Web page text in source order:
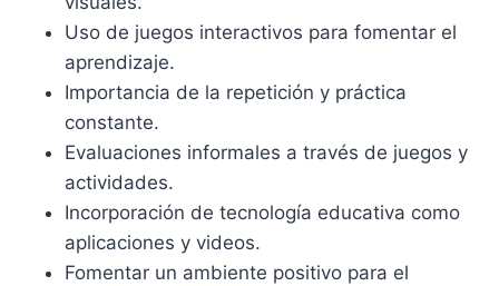
Uso de juegos interactivos para fomentar el
aprendizaje.
Importancia de la repetición y práctica
constante.
Evaluaciones informales a través de juegos y
actividades.
Incorporación de tecnología educativa como
aplicaciones y videos.
Fomentar un ambiente positivo para el